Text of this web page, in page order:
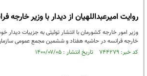
روایت امیرعبداللهیان از دیدار با وزیر خارجه
وزیر امور خارجه کشورمان با انتشار توئیتی به جزییات دیدار
خارجه فرانسه در حاشیه هفتاد و ششمین مجمع عمومی
کد خبر: ۷۴۴۲۷۹ تاریخ انتشار : ۱۴۰۰/۰۷/۰۵